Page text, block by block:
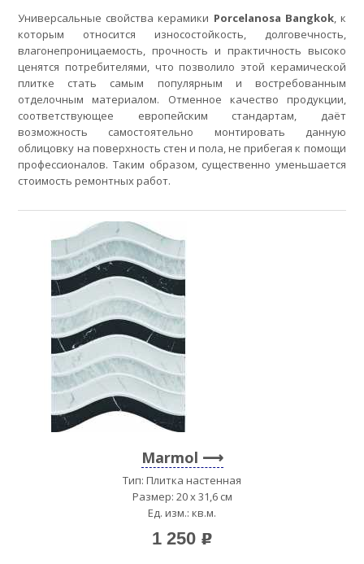
Универсальные свойства керамики Porcelanosa Bangkok, к
которым относится износостойкость, долговечность,
влагонепроницаемость, прочность и практичность высоко
ценятся потребителями, что позволило этой керамической
плитке стать самым популярным и востребованным
отделочным материалом. Отменное качество продукции,
соответствующее европейским стандартам, даёт
возможность самостоятельно монтировать данную
облицовку на поверхность стен и пола, не прибегая к помощи
профессионалов. Таким образом, существенно уменьшается
стоимость ремонтных работ.
Marmol
Тип: Плитка настенная
Размер: 20 x 31,6 см
Ед. изм.: кв.м.
1 250 p